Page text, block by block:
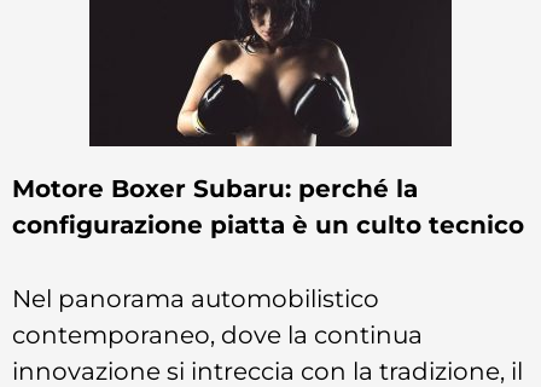
Motore Boxer Subaru: perché la
configurazione piatta è un culto tecnico
Nel panorama automobilistico
contemporaneo, dove la continua
innovazione si intreccia con la tradizione, il